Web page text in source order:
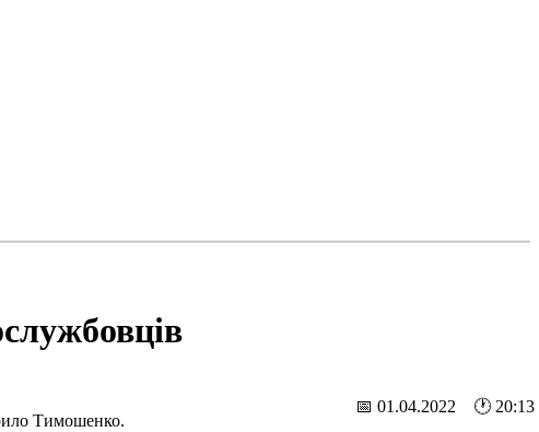
📅 01.04.2022 🕐 20:13
Тимошенко.